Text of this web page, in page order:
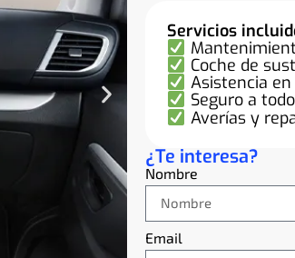
Servicios
Coche de
Asistencia
Seguro a
Averías y
¿Te interesa?
Nombre
Email